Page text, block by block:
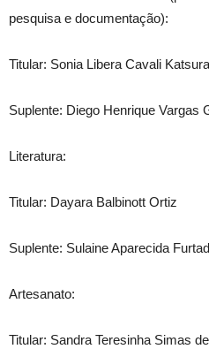
pesquisa e documentação):
Titular: Sonia Libera Cavali
Suplente: Diego Henrique Vargas
Literatura:
Titular: Dayara Balbinott Ortiz
Suplente: Sulaine Aparecida
Artesanato:
Titular: Sandra Teresinha Simas